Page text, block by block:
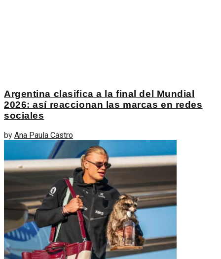
Argentina clasifica a la final del Mundial
2026: así reaccionan las marcas en redes
sociales
by Ana Paula Castro